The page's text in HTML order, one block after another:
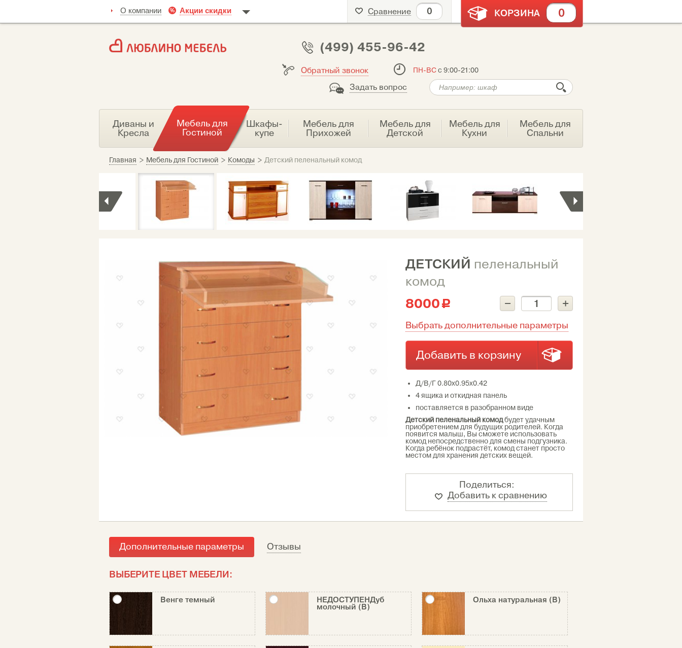
О компании Акции скидки Сравнение 0 КОРЗИНА 0
(499) 455-96-42
Обратный звонок ПН-ВСс 9:00-21:00
Задать вопрос
Диваны и
Кресла
Мебель для
Гостиной
Шкафы-
купе
Мебель для
Прихожей
Мебель для
Детской
Мебель для
Кухни
Мебель для
Спальни
Главная > Мебель для Гостиной > Комоды > Детский пеленальный комод
ДЕТСКИЙ пеленальный
комод
8000 c – +
Выбрать дополнительные параметры
Добавить в корзину
Д/В/Г 0.80х0.95х0.42
4 ящика и откидная панель
поставляется в разобранном виде
Детский пеленальный комодбудет удачным
приобретением для будущих родителей. Когда
появится малыш, Вы сможете использовать
комод непосредственно для смены подгузника.
Когда ребёнок подрастёт, комод станет просто
местом для хранения детских вещей.
Поделиться:
Добавить к сравнению
Дополнительные параметры Отзывы
ВЫБЕРИТЕ ЦВЕТ МЕБЕЛИ:
Венге темный НЕДОСТУПЕНДуб
молочный (В)
Ольха натуральная (В)